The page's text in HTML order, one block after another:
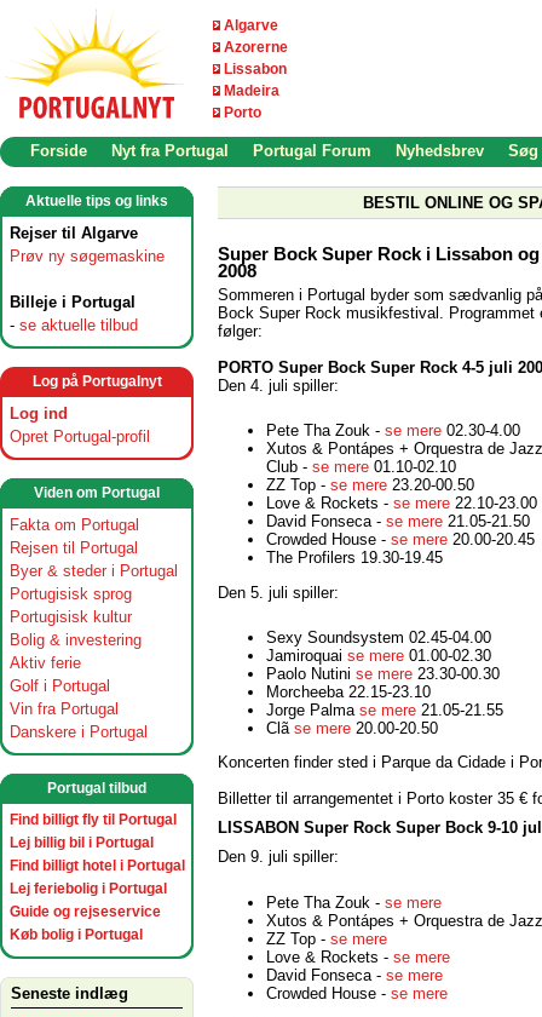
Algarve
Azorerne
Lissabon
Madeira
Porto
Forside Nyt fra Portugal Portugal Forum Nyhedsbrev Søg
Aktuelle tips og links
Rejser til Algarve
Prøv ny søgemaskine
Billeje i Portugal
- se aktuelle tilbud
Log på Portugalnyt
Log ind
Opret Portugal-profil
Viden om Portugal
Fakta om Portugal
Rejsen til Portugal
Byer & steder i Portugal
Portugisisk sprog
Portugisisk kultur
Bolig & investering
Aktiv ferie
Golf i Portugal
Vin fra Portugal
Danskere i Portugal
Portugal tilbud
Find billigt fly til Portugal
Lej billig bil i Portugal
Find billigt hotel i Portugal
Lej feriebolig i Portugal
Guide og rejseservice
Køb bolig i Portugal
Seneste indlæg
BESTIL ONLINE OG
Super Bock Super Rock i Lissabon
2008
Sommeren i Portugal byder som sædvanlig
Bock Super Rock musikfestival. Programmet
følger:
PORTO Super Bock Super Rock 4-5 juli
Den 4. juli spiller:
Pete Tha Zouk - se mere 02.30-4.00
Xutos & Pontápes + Orquestra de
Club - se mere 01.10-02.10
ZZ Top - se mere 23.20-00.50
Love & Rockets - se mere 22.10-23.00
David Fonseca - se mere 21.05-21.50
Crowded House - se mere 20.00-20.45
The Profilers 19.30-19.45
Den 5. juli spiller:
Sexy Soundsystem 02.45-04.00
Jamiroquai se mere 01.00-02.30
Paolo Nutini se mere 23.30-00.30
Morcheeba 22.15-23.10
Jorge Palma se mere 21.05-21.55
Clã se mere 20.00-20.50
Koncerten finder sted i Parque da Cidade i
Billetter til arrangementet i Porto koster 35 €
LISSABON Super Rock Super Bock 9-10
Den 9. juli spiller:
Pete Tha Zouk - se mere
Xutos & Pontápes + Orquestra de
ZZ Top - se mere
Love & Rockets - se mere
David Fonseca - se mere
Crowded House - se mere